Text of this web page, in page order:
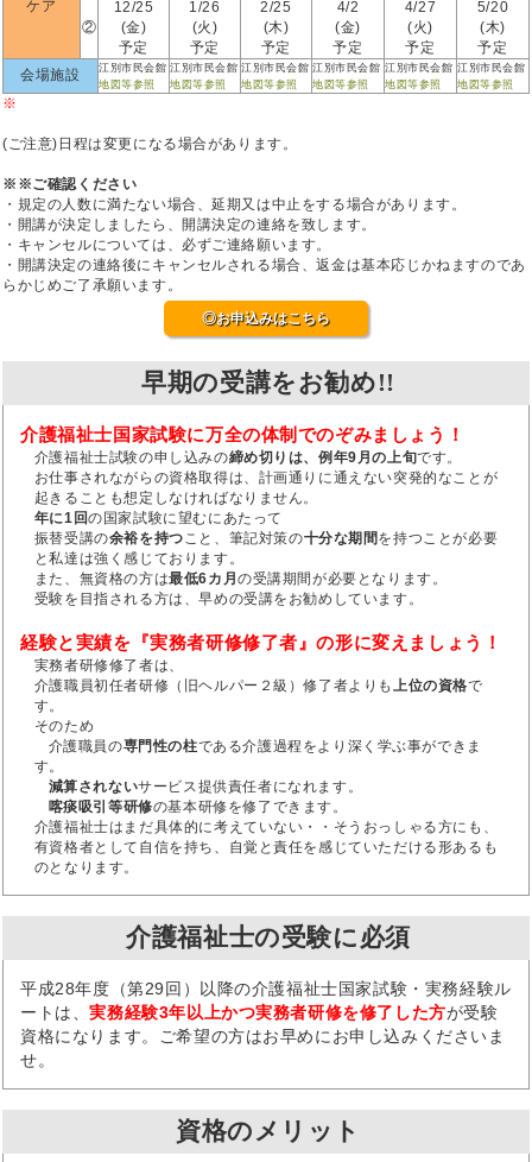
ケア
②
12/25
(金)
予定
1/26
(火)
予定
2/25
(木)
予定
4/2
(金)
予定
4/27
(火)
予定
5/20
(木)
予定
会場施設
江別市民会館
地図等参照
江別市民会館
地図等参照
江別市民会館
地図等参照
江別市民会館
地図等参照
江別市民会館
地図等参照
江別市民会館
地図等参照
※
(ご注意)日程は変更になる場合があります。
※※ご確認ください
・規定の人数に満たない場合、延期又は中止をする場合があります。
・開講が決定しましたら、開講決定の連絡を致します。
・キャンセルについては、必ずご連絡願います。
・開講決定の連絡後にキャンセルされる場合、返金は基本応じかねますのであ
らかじめご了承願います。
◎お申込みはこちら
早期の受講をお勧め!!
介護福祉士国家試験に万全の体制でのぞみましょう！
介護福祉士試験の申し込みの締め切りは、例年9月の上旬です。
お仕事されながらの資格取得は、計画通りに通えない突発的なことが
起きることも想定しなければなりません。
年に1回の国家試験に望むにあたって
振替受講の余裕を持つこと、筆記対策の十分な期間を持つことが必要
と私達は強く感じております。
また、無資格の方は最低6カ月の受講期間が必要となります。
受験を目指される方は、早めの受講をお勧めしています。
経験と実績を『実務者研修修了者』の形に変えましょう！
実務者研修修了者は、
介護職員初任者研修（旧ヘルパー２級）修了者よりも上位の資格で
す。
そのため
介護職員の専門性の柱である介護過程をより深く学ぶ事ができま
す。
減算されないサービス提供責任者になれます。
喀痰吸引等研修の基本研修を修了できます。
介護福祉士はまだ具体的に考えていない・・そうおっしゃる方にも、
有資格者として自信を持ち、自覚と責任を感じていただける形あるも
のとなります。
介護福祉士の受験に必須
平成28年度（第29回）以降の介護福祉士国家試験・実務経験ル
ートは、実務経験3年以上かつ実務者研修を修了した方が受験
資格になります。ご希望の方はお早めにお申し込みくださいま
せ。
資格のメリット